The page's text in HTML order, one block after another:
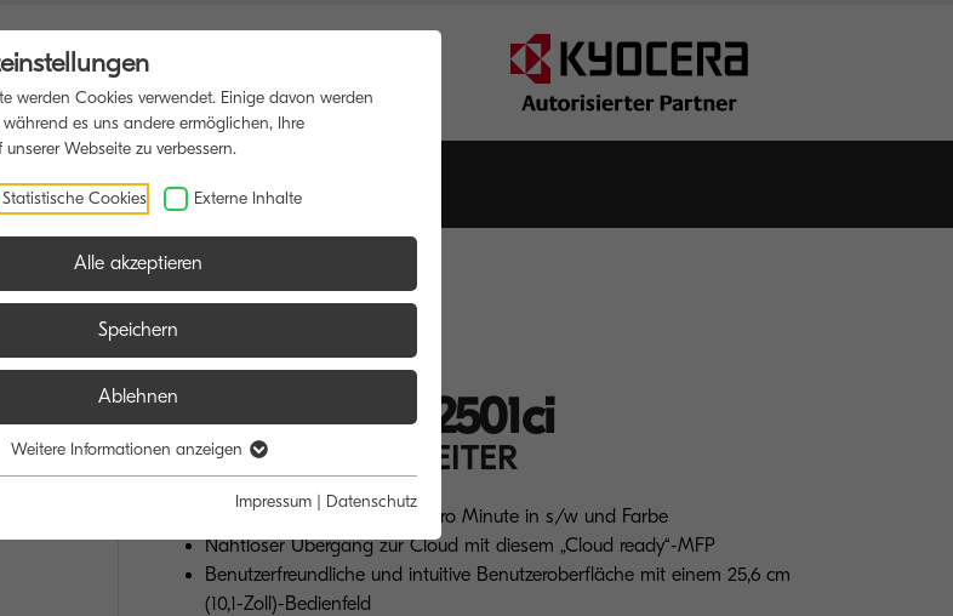
BLOG
TASKalfa MZ2501ci
IHR CLOUD-BEGLEITER
Bis zu 25/12 Seiten A4/A3 pro Minute in s/w und Farbe
Nahtloser Übergang zur Cloud mit diesem „Cloud ready“-MFP
Benutzerfreundliche und intuitive Benutzeroberfläche mit einem 25,6 cm
(10,1-Zoll)-Bedienfeld
werden Cookies verwendet. Einige davon werden
es uns andere ermöglichen, Ihre
Webseite zu verbessern.
Statistische Cookies Externe Inhalte
Alle akzeptieren
Speichern
Ablehnen
Weitere Informationen anzeigen
Impressum | Datenschutz